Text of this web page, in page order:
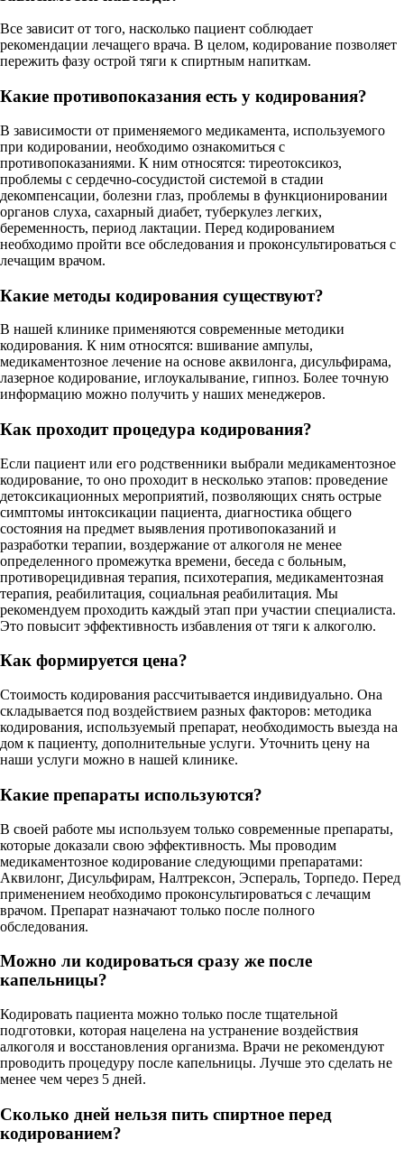
Все зависит от того, насколько пациент соблюдает
рекомендации лечащего врача. В целом, кодирование позволяет
пережить фазу острой тяги к спиртным напиткам.
Какие противопоказания есть у кодирования?
В зависимости от применяемого медикамента, используемого
при кодировании, необходимо ознакомиться с
противопоказаниями. К ним относятся: тиреотоксикоз,
проблемы с сердечно-сосудистой системой в стадии
декомпенсации, болезни глаз, проблемы в функционировании
органов слуха, сахарный диабет, туберкулез легких,
беременность, период лактации. Перед кодированием
необходимо пройти все обследования и проконсультироваться с
лечащим врачом.
Какие методы кодирования существуют?
В нашей клинике применяются современные методики
кодирования. К ним относятся: вшивание ампулы,
медикаментозное лечение на основе аквилонга, дисульфирама,
лазерное кодирование, иглоукалывание, гипноз. Более точную
информацию можно получить у наших менеджеров.
Как проходит процедура кодирования?
Если пациент или его родственники выбрали медикаментозное
кодирование, то оно проходит в несколько этапов: проведение
детоксикационных мероприятий, позволяющих снять острые
симптомы интоксикации пациента, диагностика общего
состояния на предмет выявления противопоказаний и
разработки терапии, воздержание от алкоголя не менее
определенного промежутка времени, беседа с больным,
противорецидивная терапия, психотерапия, медикаментозная
терапия, реабилитация, социальная реабилитация. Мы
рекомендуем проходить каждый этап при участии специалиста.
Это повысит эффективность избавления от тяги к алкоголю.
Как формируется цена?
Стоимость кодирования рассчитывается индивидуально. Она
складывается под воздействием разных факторов: методика
кодирования, используемый препарат, необходимость выезда на
дом к пациенту, дополнительные услуги. Уточнить цену на
наши услуги можно в нашей клинике.
Какие препараты используются?
В своей работе мы используем только современные препараты,
которые доказали свою эффективность. Мы проводим
медикаментозное кодирование следующими препаратами:
Аквилонг, Дисульфирам, Налтрексон, Эспераль, Торпедо. Перед
применением необходимо проконсультироваться с лечащим
врачом. Препарат назначают только после полного
обследования.
Можно ли кодироваться сразу же после
капельницы?
Кодировать пациента можно только после тщательной
подготовки, которая нацелена на устранение воздействия
алкоголя и восстановления организма. Врачи не рекомендуют
проводить процедуру после капельницы. Лучше это сделать не
менее чем через 5 дней.
Сколько дней нельзя пить спиртное перед
кодированием?